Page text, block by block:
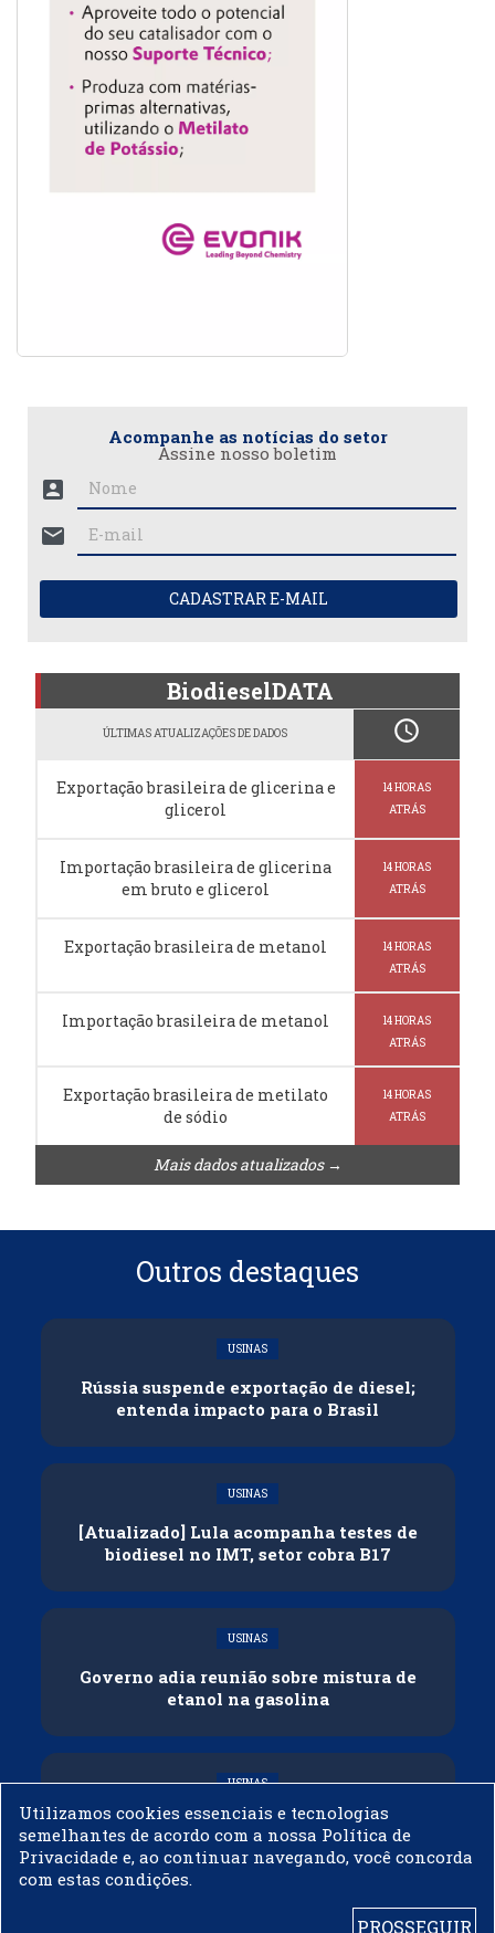
Acompanhe as notícias do setor
Assine nosso boletim
account_box
mail
CADASTRAR E-MAIL
BiodieselDATA
ÚLTIMAS ATUALIZAÇÕES DE DADOS schedule
Exportação brasileira de glicerina e
glicerol
14 HORAS
ATRÁS
Importação brasileira de glicerina
em bruto e glicerol
14 HORAS
ATRÁS
Exportação brasileira de metanol
14 HORAS
ATRÁS
Importação brasileira de metanol
14 HORAS
ATRÁS
Exportação brasileira de metilato
de sódio
14 HORAS
ATRÁS
Mais dados atualizados →
Outros destaques
USINAS
Rússia suspende exportação de diesel;
entenda impacto para o Brasil
USINAS
[Atualizado] Lula acompanha testes de
biodiesel no IMT, setor cobra B17
USINAS
Governo adia reunião sobre mistura de
etanol na gasolina
USINAS
CNPE veda importação de biodiesel
Utilizamos cookies essenciais e tecnologias
semelhantes de acordo com a nossa Política de
Privacidade e, ao continuar navegando, você concorda
com estas condições.
PROSSEGUIR